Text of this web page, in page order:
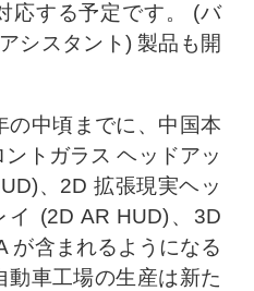
応する予定です。 (バ
シスタント) 製品も開
の中頃までに、中国本
トガラス ヘッドアッ
、2D 拡張現実ヘッ
イ (2D AR HUD)、3D
が含まれるようになる
動車工場の生産は新た